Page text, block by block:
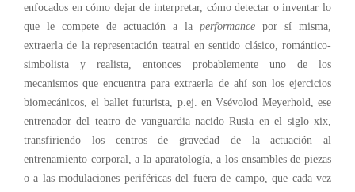
enfocados en cómo dejar de interpretar, cómo detectar o inventar lo
que le compete de actuación a la performance por sí misma,
extraerla de la representación teatral en sentido clásico, romántico-
simbolista y realista, entonces probablemente uno de los
mecanismos que encuentra para extraerla de ahí son los ejercicios
biomecánicos, el ballet futurista, p.ej. en Vsévolod Meyerhold, ese
entrenador del teatro de vanguardia nacido Rusia en el siglo xix,
transfiriendo los centros de gravedad de la actuación al
entrenamiento corporal, a la aparatología, a los ensambles de piezas
o a las modulaciones periféricas del fuera de campo, que cada vez